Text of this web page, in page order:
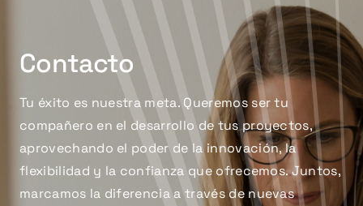
Contacto
Tu éxito es nuestra meta. Queremos ser tu
compañero en el desarrollo de tus proyectos,
aprovechando el poder de la innovación, la
flexibilidad y la confianza que ofrecemos. Juntos,
marcamos la diferencia a través de nuevas